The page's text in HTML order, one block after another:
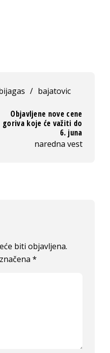
/ bajatovic
Objavljene nove cene
goriva koje će važiti do
6. juna
naredna vest
biti objavljena.
*